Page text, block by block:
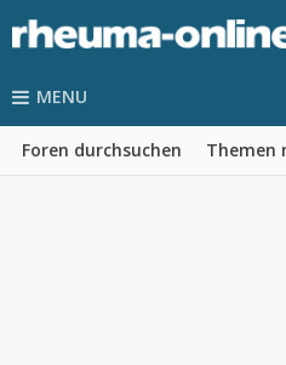
MENU
Foren durchsuchen Themen